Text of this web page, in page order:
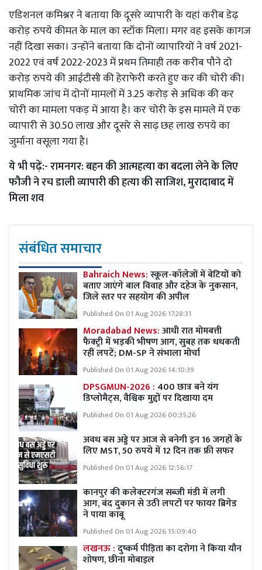
एडिशनल कमिश्नर ने बताया कि दूसरे व्यापारी के यहां करीब डेढ़
करोड़ रुपये कीमत के माल का स्टॉक मिला। मगर वह इसके कागज
नहीं दिखा सका। उन्होंने बताया कि दोनों व्यापारियों ने वर्ष 2021-
2022 एवं वर्ष 2022-2023 में प्रथम तिमाही तक करीब पौने दो
करोड़ रुपये की आईटीसी की हेराफेरी करते हुए कर की चोरी की।
प्राथमिक जांच में दोनों मामलों में 3.25 करोड़ से अधिक की कर
चोरी का मामला पकड़ में आया है। कर चोरी के इस मामले में एक
व्यापारी से 30.50 लाख और दूसरे से साढ़ छह लाख रुपये का
जुर्माना वसूला गया है।
ये भी पढ़ें:-रामनगर: बहन की आत्महत्या का बदला लेने के लिए
फौजी ने रच डाली व्यापारी की हत्या की साजिश, मुरादाबाद में
मिला शव
संबंधित समाचार
Bahraich News:स्कूल-कॉलेजों में बेटियों को
बताए जाएंगे बाल विवाह और दहेज के नुकसान,
जिले स्तर पर सहयोग की अपील
Published On 01 Aug 2026 17:28:31
Moradabad News:आधी रात मोमबत्ती
फैक्ट्री में भड़की भीषण आग, सुबह तक धधकती
रहीं लपटें; DM-SP ने संभाला मोर्चा
Published On 01 Aug 2026 14:10:39
DPSGMUN-2026 : 400 छात्र बने यंग
डिप्लोमैट्स, वैश्विक मुद्दों पर दिखाया दम
Published On 01 Aug 2026 00:35:26
अवध बस अड्डे पर आज से बनेगी इन 16 जगहों के
लिए MST, 50 रुपये में 12 दिन तक फ्री सफर
Published On 01 Aug 2026 12:56:17
कानपुर की कलेक्टरगंज सब्जी मंडी में लगी
आग, बंद दुकान से उठी लपटों पर फायर ब्रिगेड
ने पाया काबू
Published On 01 Aug 2026 15:09:40
लखनऊ :दुष्कर्म पीड़िता का दरोगा ने किया यौन
शोषण, छीना मोबाइल